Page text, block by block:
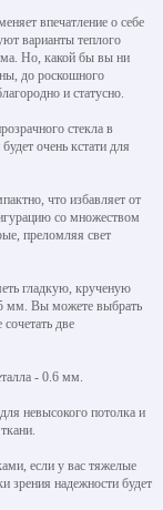
впечатление о себе
варианты теплого
Но, какой бы вы ни
до роскошного
и статусно.
стекла в
очень кстати для
что избавляет от
со множеством
преломляя свет
гладкую, крученую
мм. Вы можете выбрать
две
- 0.6 мм.
невысокого потолка и
если у вас тяжелые
зрения надежности будет